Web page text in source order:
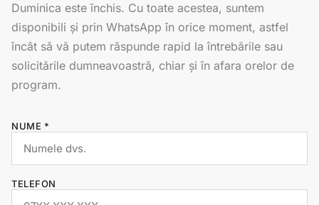
Duminica este închis. Cu toate acestea, suntem
disponibili și prin WhatsApp în orice moment, astfel
încât să vă putem răspunde rapid la întrebările sau
solicitările dumneavoastră, chiar și în afara orelor de
program.
NUME *
TELEFON